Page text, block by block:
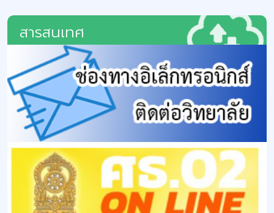
สารสนเทศ